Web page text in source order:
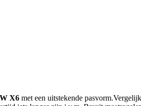
X6 met een uitstekende